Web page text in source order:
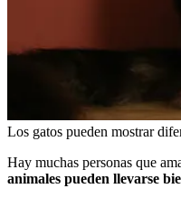
Los gatos pueden mostrar
Hay muchas personas que
animales pueden llevarse